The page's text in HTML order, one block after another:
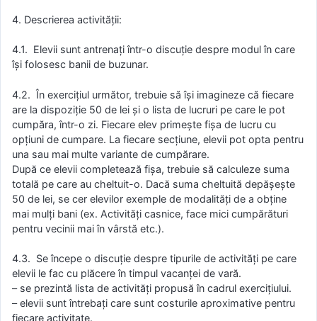
4. Descrierea activităţii:
4.1. Elevii sunt antrenați într-o discuție despre modul în care
își folosesc banii de buzunar.
4.2. În exercițiul următor, trebuie să își imagineze că fiecare
are la dispoziție 50 de lei și o lista de lucruri pe care le pot
cumpăra, într-o zi. Fiecare elev primește fișa de lucru cu
opțiuni de cumpare. La fiecare secțiune, elevii pot opta pentru
una sau mai multe variante de cumpărare.
După ce elevii completează fișa, trebuie să calculeze suma
totală pe care au cheltuit-o. Dacă suma cheltuită depășește
50 de lei, se cer elevilor exemple de modalități de a obține
mai mulți bani (ex. Activități casnice, face mici cumpărături
pentru vecinii mai în vârstă etc.).
4.3. Se începe o discuție despre tipurile de activități pe care
elevii le fac cu plăcere în timpul vacanței de vară.
– se prezintă lista de activități propusă în cadrul exercițiului.
– elevii sunt întrebați care sunt costurile aproximative pentru
fiecare activitate.